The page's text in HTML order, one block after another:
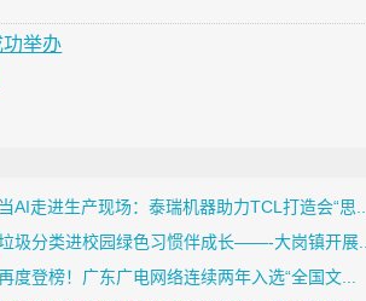
举办
当AI走进生产现场：泰瑞机器助力TCL打造会“思...
圾分类进校园绿色习惯伴成长——-大岗镇开展...
度登榜！广东广电网络连续两年入选“全国文...